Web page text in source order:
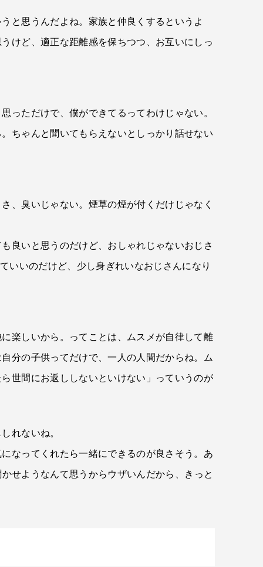
と思うんだよね。家族と仲良くするというよ
けど、適正な距離感を保ちつつ、お互いにしっ
っただけで、僕ができてるってわけじゃない。
ちゃんと聞いてもらえないとしっかり話せない
、臭いじゃない。煙草の煙が付くだけじゃなく
良いと思うのだけど、おしゃれじゃないおじさ
いいのだけど、少し身ぎれいなおじさんになり
楽しいから。ってことは、ムスメが自律して離
分の子供ってだけで、一人の人間だからね。ム
世間にお返ししないといけない」っていうのが
れないね。
なってくれたら一緒にできるのが良さそう。あ
せようなんて思うからウザいんだから、きっと